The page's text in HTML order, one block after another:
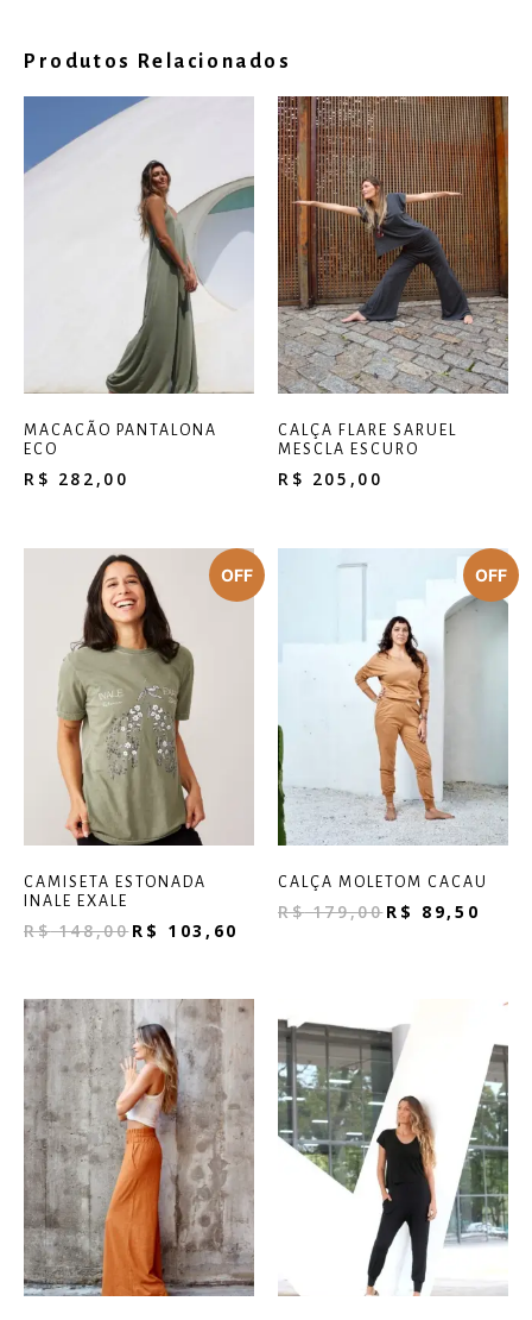
Produtos Relacionados
MACACÃO PANTALONA
ECO
R$ 282,00
CALÇA FLARE SARUEL
MESCLA ESCURO
R$ 205,00
CAMISETA ESTONADA
INALE EXALE
R$148,00R$ 103,60
CALÇA MOLETOM CACAU
R$179,00R$ 89,50